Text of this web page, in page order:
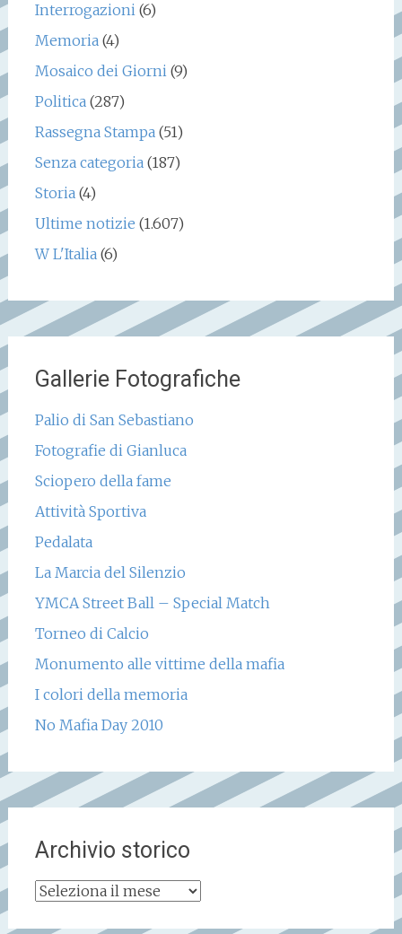
Interrogazioni(6)
Memoria(4)
Mosaico dei Giorni(9)
Politica(287)
Rassegna Stampa(51)
Senza categoria(187)
Storia(4)
Ultime notizie (1.607)
W L'Italia(6)
Gallerie Fotografiche
Palio di San Sebastiano
Fotografie di Gianluca
Sciopero della fame
Attività Sportiva
Pedalata
La Marcia del Silenzio
YMCA Street Ball – Special Match
Torneo di Calcio
Monumento alle vittime della mafia
I colori della memoria
No Mafia Day 2010
Archivio storico
Archivio